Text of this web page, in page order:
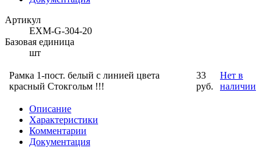
Артикул
EXM-G-304-20
Базовая единица
шт
Рамка 1-пост. белый с линией цвета
красный Стокгольм !!!
33
руб.
Нет в
наличии
Описание
Характеристики
Комментарии
Документация